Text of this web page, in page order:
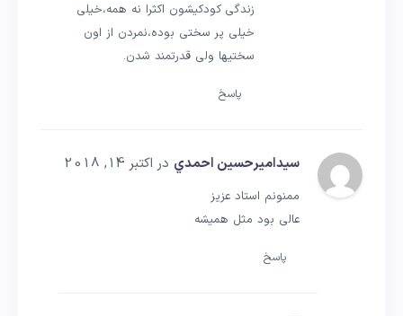
زندگی کودکیشون اکثرا نه همه،خیلی
خیلی پر سختی بوده،نمردن از اون
سختیها ولی قدرتمند شدن.
پاسخ
سيداميرحسين احمدي در اکتبر 14, 2018
ممنونم استاد عزیز
عالی بود مثل همیشه
پاسخ